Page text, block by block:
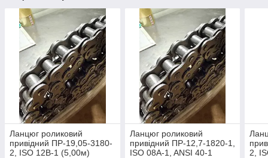
Ланцюг роликовий
привідний ПР-19,05-3180-
2, ISO 12B-1 (5,00м)
Ланцюг роликовий
привідний ПР-12,7-1820-1,
ISO 08A-1, ANSI 40-1
2,